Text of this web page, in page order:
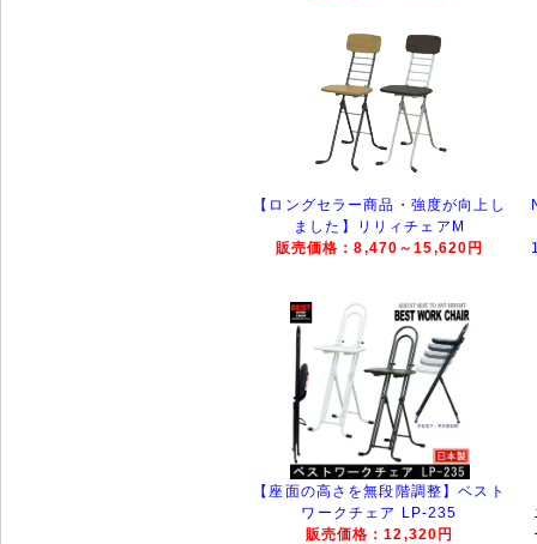
【ロングセラー商品・強度が向上し
ました】リリィチェアM
販売価格：8,470～15,620円
【座面の高さを無段階調整】ベスト
ワークチェア LP-235
販売価格：12,320円